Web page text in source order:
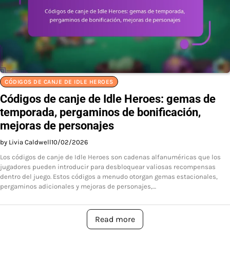
CÓDIGOS DE CANJE DE IDLE HEROES
Códigos de canje de Idle Heroes: gemas de
temporada, pergaminos de bonificación,
mejoras de personajes
by Livia Caldwell10/02/2026
Los códigos de canje de Idle Heroes son cadenas alfanuméricas que los
jugadores pueden introducir para desbloquear valiosas recompensas
dentro del juego. Estos códigos a menudo otorgan gemas estacionales,
pergaminos adicionales y mejoras de personajes,…
Read more